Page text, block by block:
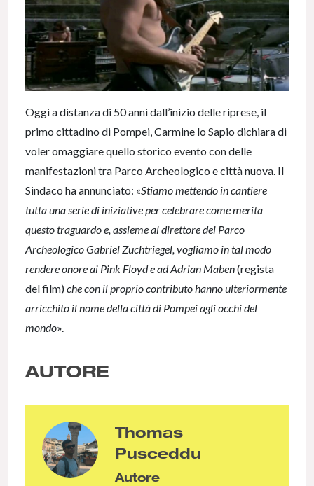
Oggi a distanza di 50 anni dall’inizio delle riprese, il
primo cittadino di Pompei, Carmine lo Sapio dichiara di
voler omaggiare quello storico evento con delle
manifestazioni tra Parco Archeologico e città nuova. Il
Sindaco ha annunciato: «Stiamo mettendo in cantiere
tutta una serie di iniziative per celebrare come merita
questo traguardo e, assieme al direttore del Parco
Archeologico Gabriel Zuchtriegel, vogliamo in tal modo
rendere onore ai Pink Floyd e ad Adrian Maben(regista
del film)che con il proprio contributo hanno ulteriormente
arricchito il nome della città di Pompei agli occhi del
mondo».
AUTORE
Thomas
Pusceddu
Autore